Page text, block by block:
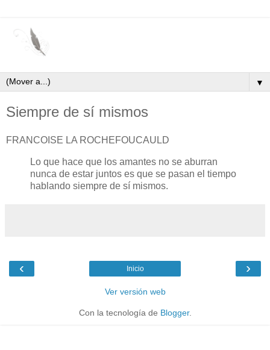
▼
Siempre de sí mismos
FRANCOISE LA ROCHEFOUCAULD
Lo que hace que los amantes no se aburran
nunca de estar juntos es que se pasan el tiempo
hablando siempre de sí mismos.
‹ ›
Inicio
Ver versión web
Con la tecnología de Blogger.